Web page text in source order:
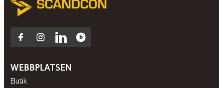
Facebook
Instagram
LinkedInBlocket
WEBBPLATSEN
Butik